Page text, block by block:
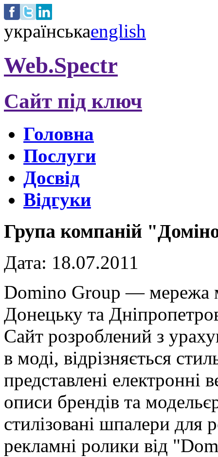
українськаenglish
Web.Spectr
Сайт під ключ
Головна
Послуги
Досвід
Відгуки
Група компаній
Дата: 18.07.2011
Domino Group — мережа
Донецьку та
Сайт розроблений з
в моді, відрізняється
представлені електронні
описи брендів та
стилізовані шпалери для
рекламні ролики від